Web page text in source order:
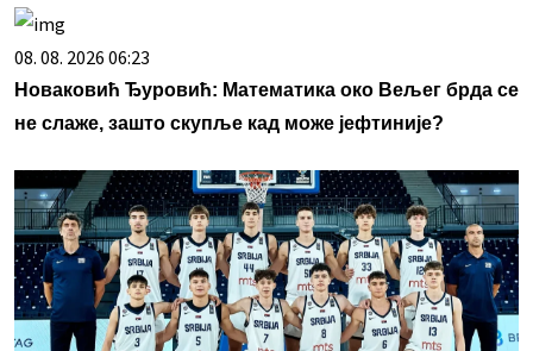
08. 08. 2026 06:23
Новаковић Ђуровић: Математика око Вељег брда се
не слаже, зашто скупље кад може јефтиније?